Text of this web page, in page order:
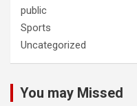
public
Sports
Uncategorized
You may Missed